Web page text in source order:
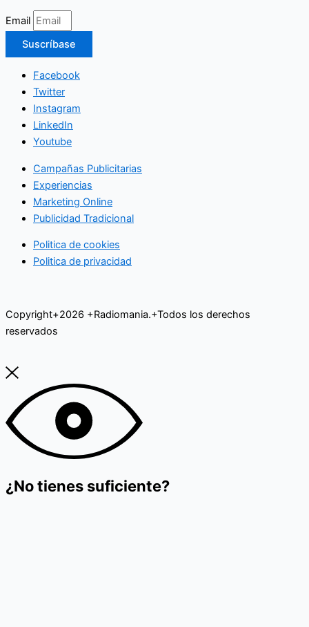
Email
Suscríbase
Facebook
Twitter
Instagram
LinkedIn
Youtube
Campañas Publicitarias
Experiencias
Marketing Online
Publicidad Tradicional
Politica de cookies
Politica de privacidad
Copyright+2026 +Radiomania.+Todos los derechos
reservados
¿No tienes suficiente?